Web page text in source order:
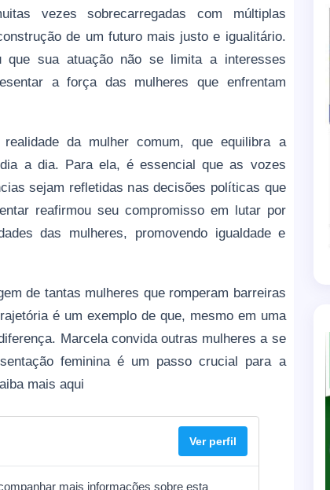
vezes sobrecarregadas com múltiplas
de um futuro mais justo e igualitário.
que sua atuação não se limita a interesses
a força das mulheres que enfrentam
da mulher comum, que equilibra a
a dia. Para ela, é essencial que as vozes
sejam refletidas nas decisões políticas que
reafirmou seu compromisso em lutar por
das mulheres, promovendo igualdade e
de tantas mulheres que romperam barreiras
é um exemplo de que, mesmo em uma
Marcela convida outras mulheres a se
feminina é um passo crucial para a
mais aqui
Ver perfil
mais informações sobre esta